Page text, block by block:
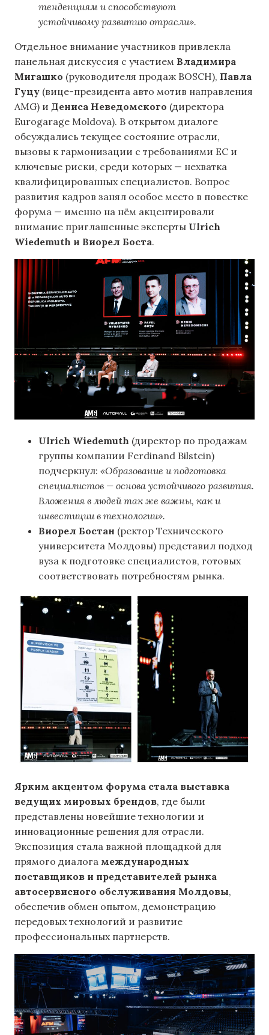
тенденциям и способствуют
устойчивому развитию отрасли».
Отдельное внимание участников привлекла
панельная дискуссия с участием Владимира
Мигашко (руководителя продаж BOSCH), Павла
Гуцу (вице-президента авто мотив направления
AMG) и Дениса Неведомского (директора
Eurogarage Moldova). В открытом диалоге
обсуждались текущее состояние отрасли,
вызовы к гармонизации с требованиями ЕС и
ключевые риски, среди которых — нехватка
квалифицированных специалистов. Вопрос
развития кадров занял особое место в повестке
форума — именно на нём акцентировали
внимание приглашенные эксперты Ulrich
Wiedemuth и Виорел Боста.
Ulrich Wiedemuth (директор по продажам
группы компании Ferdinand Bilstein)
подчеркнул: «Образование и подготовка
специалистов — основа устойчивого развития.
Вложения в людей так же важны, как и
инвестиции в технологии».
Виорел Бостан (ректор Технического
университета Молдовы) представил подход
вуза к подготовке специалистов, готовых
соответствовать потребностям рынка.
Ярким акцентом форума стала выставка
ведущих мировых брендов, где были
представлены новейшие технологии и
инновационные решения для отрасли.
Экспозиция стала важной площадкой для
прямого диалога международных
поставщиков и представителей рынка
автосервисного обслуживания Молдовы,
обеспечив обмен опытом, демонстрацию
передовых технологий и развитие
профессиональных партнерств.